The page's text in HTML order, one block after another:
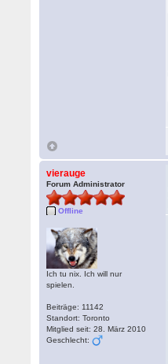
vierauge
Forum Administrator
Offline
Ich tu nix. Ich will nur
spielen.
Beiträge: 11142
Standort: Toronto
Mitglied seit: 28. März 2010
Geschlecht: